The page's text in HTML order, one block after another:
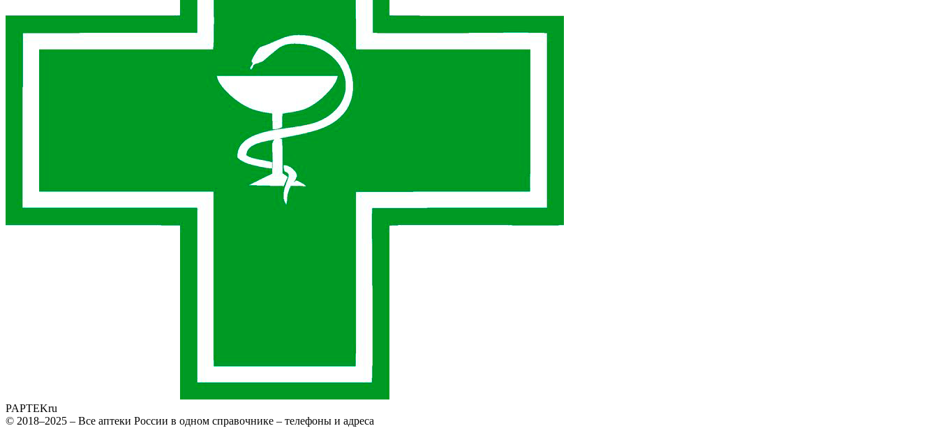
PAPTEKru
© 2018–2025 – Все аптеки России в одном справочнике – телефоны и адреса